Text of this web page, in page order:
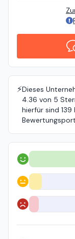
⚡️Dieses
4.36 von 5
hierfür sind 139
Positiv
Neutral
Negativ